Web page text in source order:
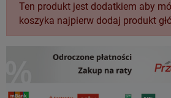
Ten produkt jest dodatkiem aby
koszyka najpierw dodaj produkt